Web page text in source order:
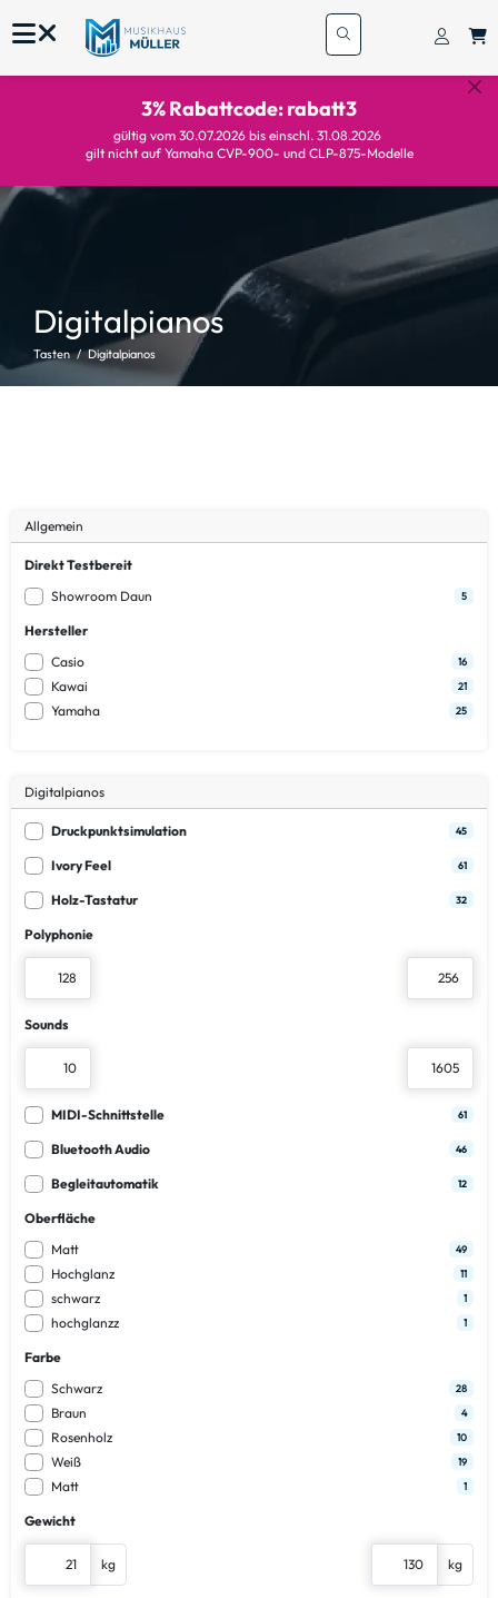
3% Rabattcode: rabatt3
gültig vom 30.07.2026 bis einschl. 31.08.2026
gilt nicht auf Yamaha CVP-900- und CLP-875-Modelle
Digitalpianos
Tasten Digitalpianos
Allgemein
Direkt Testbereit
Showroom Daun
5
Hersteller
Casio
16
Kawai 21
Yamaha 25
Digitalpianos
Druckpunktsimulation 45
Ivory Feel 61
Holz-Tastatur 32
Polyphonie
Sounds
MIDI-Schnittstelle 61
Bluetooth Audio 46
Begleitautomatik 12
Oberfläche
Matt
49
Hochglanz 11
schwarz 1
hochglanzz 1
Farbe
Schwarz
28
Braun 4
Rosenholz 10
Weiß 19
Matt 1
Gewicht
kg kg